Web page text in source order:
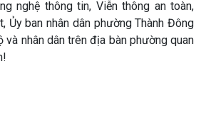
nghệ thông tin, Viễn thông an toàn,
Ủy ban nhân dân phường Thành Đông
và nhân dân trên địa bàn phường quan